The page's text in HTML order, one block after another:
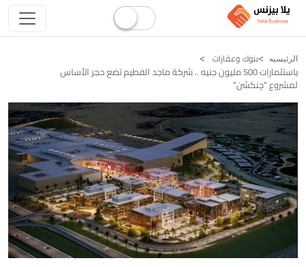
الرئيسيه بنوك وعقارات
باستثمارات 500 مليون جنيه .. شركة ماجد الفطيم تضع حجر الأساس
لمشروع "چنكشن"